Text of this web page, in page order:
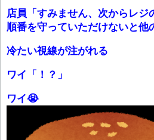
店員「すみません、次からレジ
順番を守っていただけないと他
冷たい視線が注がれる
ワイ「！？」
ワイ😭